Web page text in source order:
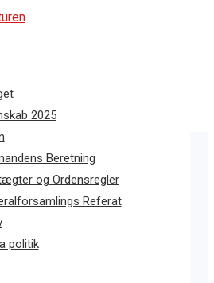
2025
Beretning
og Ordensregler
Referat
politik